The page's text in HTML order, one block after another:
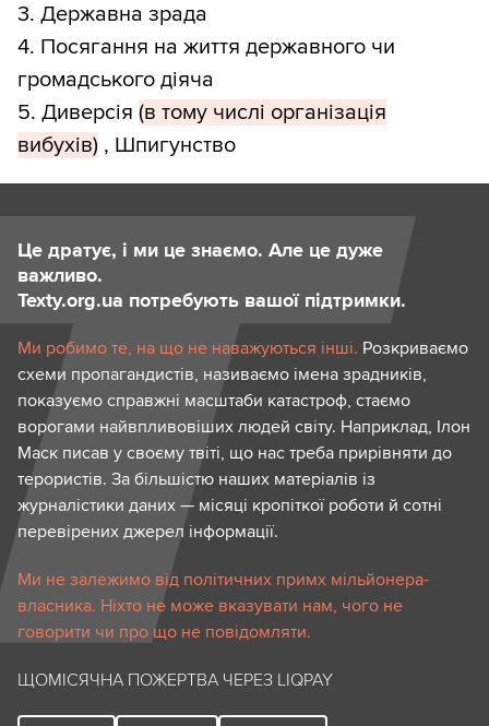
3. Державна зрада
4. Посягання на життя державного чи
громадського діяча
5. Диверсія (в тому числі організація
вибухів) , Шпигунство
Це дратує, і ми це знаємо. Але це дуже
важливо.
Texty.org.ua потребують вашої підтримки.
Ми робимо те, на що не наважуються інші. Розкриваємо
схеми пропагандистів, називаємо імена зрадників,
показуємо справжні масштаби катастроф, стаємо
ворогами найвпливовіших людей світу. Наприклад, Ілон
Маск писав у своєму твіті, що нас треба прирівняти до
терористів. За більшістю наших матеріалів із
журналістики даних — місяці кропіткої роботи й сотні
перевірених джерел інформації.
Ми не залежимо від політичних примх мільйонера-
власника. Ніхто не може вказувати нам, чого не
говорити чи про що не повідомляти.
ЩОМІСЯЧНА ПОЖЕРТВА ЧЕРЕЗ LIQPAY